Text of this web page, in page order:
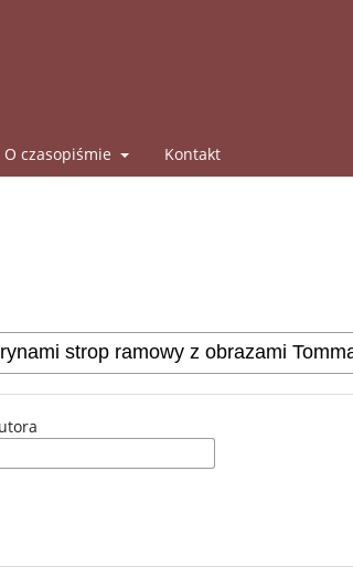
O czasopiśmie Kontakt